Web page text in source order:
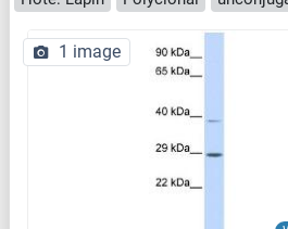
1 image